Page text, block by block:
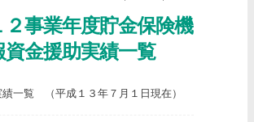
２事業年度貯金保険機
資金援助実績一覧
績一覧 （平成１３年７月１日現在）